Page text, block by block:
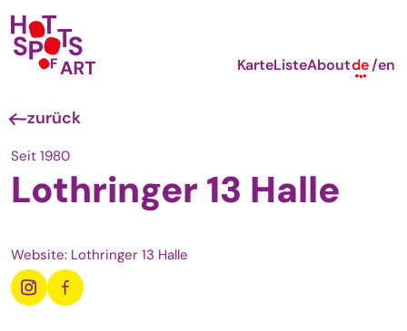
KarteListeAboutde en
zurück
Seit 1980
Lothringer 13 Halle
Website: Lothringer 13 Halle